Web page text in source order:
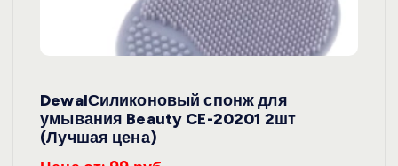
DewalСиликоновый спонж для
умывания Beauty CE-20201 2шт
(Лучшая цена)